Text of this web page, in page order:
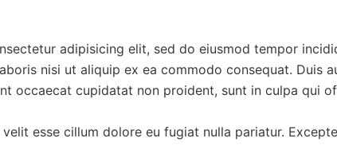
adipisicing elit, sed do eiusmod tempor
nisi ut aliquip ex ea commodo consequat. Duis
occaecat cupidatat non proident, sunt in culpa qui
esse cillum dolore eu fugiat nulla pariatur.